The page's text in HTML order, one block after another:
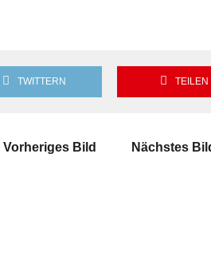
TWITTERN TEILEN
Vorheriges Bild Nächstes